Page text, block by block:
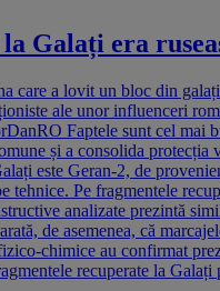
Galați era
a lovit un bloc din
ale unor influenceri
Faptele sunt cel
și a consolida
este Geran-2, de
Pe fragmentele
analizate prezintă
de asemenea, că
chimice au confirmat
recuperate la